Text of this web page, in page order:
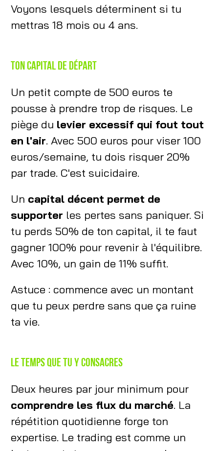
Voyons lesquels déterminent si tu
mettras 18 mois ou 4 ans.
Ton capital de départ
Un petit compte de 500 euros te
pousse à prendre trop de risques. Le
piège du levier excessif qui fout tout
en l'air. Avec 500 euros pour viser 100
euros/semaine, tu dois risquer 20%
par trade. C'est suicidaire.
Un capital décent permet de
supporter les pertes sans paniquer. Si
tu perds 50% de ton capital, il te faut
gagner 100% pour revenir à l'équilibre.
Avec 10%, un gain de 11% suffit.
Astuce : commence avec un montant
que tu peux perdre sans que ça ruine
ta vie.
Le temps que tu y consacres
Deux heures par jour minimum pour
comprendre les flux du marché. La
répétition quotidienne forge ton
expertise. Le trading est comme un